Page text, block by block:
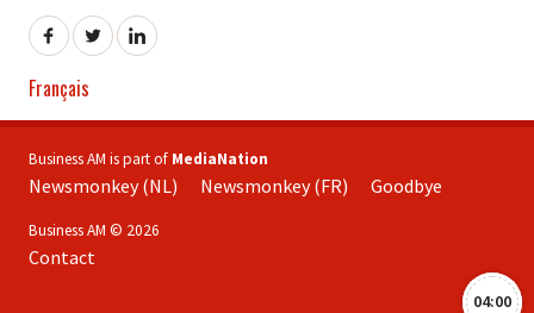
04:00
Français
Business AM is part of MediaNation
Newsmonkey (NL) Newsmonkey (FR) Goodbye
Business AM © 2026
Contact